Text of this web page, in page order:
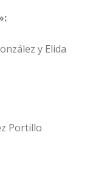
y Elida
Portillo